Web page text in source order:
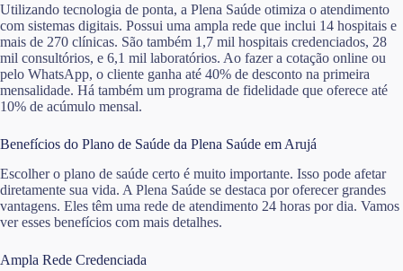
Utilizando tecnologia de ponta, a Plena Saúde otimiza o atendimento
com sistemas digitais. Possui uma ampla rede que inclui 14 hospitais e
mais de 270 clínicas. São também 1,7 mil hospitais credenciados, 28
mil consultórios, e 6,1 mil laboratórios. Ao fazer a cotação online ou
pelo WhatsApp, o cliente ganha até 40% de desconto na primeira
mensalidade. Há também um programa de fidelidade que oferece até
10% de acúmulo mensal.
Benefícios do Plano de Saúde da Plena Saúde em Arujá
Escolher o plano de saúde certo é muito importante. Isso pode afetar
diretamente sua vida. A Plena Saúde se destaca por oferecer grandes
vantagens. Eles têm uma rede de atendimento 24 horas por dia. Vamos
ver esses benefícios com mais detalhes.
Ampla Rede Credenciada